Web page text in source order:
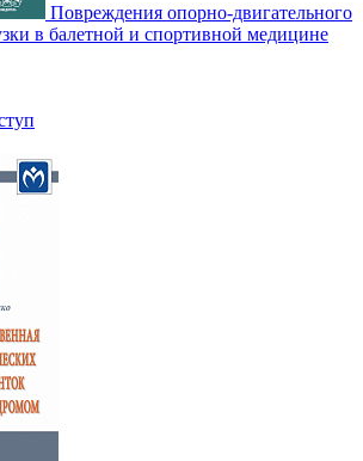
Повреждения опорно-двигательного
в балетной и спортивной медицине